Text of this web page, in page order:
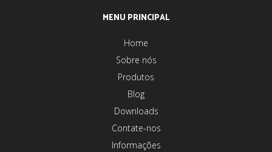
MENU PRINCIPAL
Home
Sobre nós
Produtos
Blog
Downloads
Contate-nos
Informações